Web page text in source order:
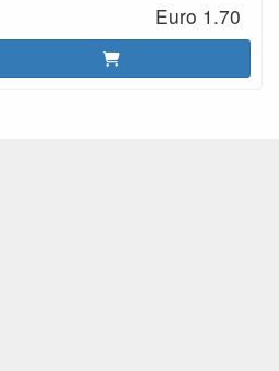
Euro 1.70